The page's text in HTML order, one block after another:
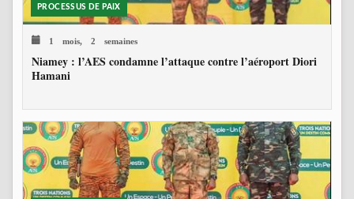
PROCESSUS DE PAIX
1 mois, 2 semaines
Niamey : l’AES condamne l’attaque contre l’aéroport Diori
Hamani